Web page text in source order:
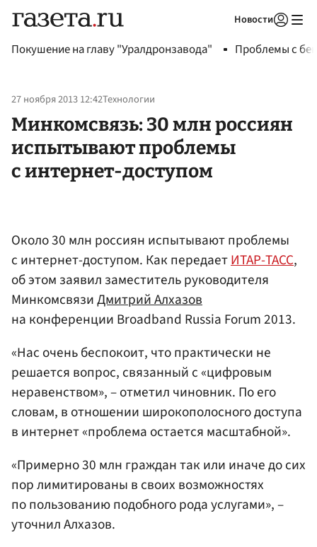
Новости
Покушение на главу "Уралдронзавода" Проблемы с
27 ноября 2013 12:42Технологии
Минкомсвязь: 30 млн россиян
испытывают проблемы
с интернет-доступом
Около 30 млн россиян испытывают проблемы
с интернет-доступом. Как передаетИТАР-ТАСС,
об этом заявил заместитель руководителя
МинкомсвязиДмитрий Алхазов
на конференции Broadband Russia Forum 2013.
«Нас очень беспокоит, что практически не
решается вопрос, связанный с «цифровым
неравенством», – отметил чиновник. По его
словам, в отношении широкополосного доступа
в интернет «проблема остается масштабной».
«Примерно 30 млн граждан так или иначе до сих
пор лимитированы в своих возможностях
по пользованию подобного рода услугами», –
уточнил Алхазов.